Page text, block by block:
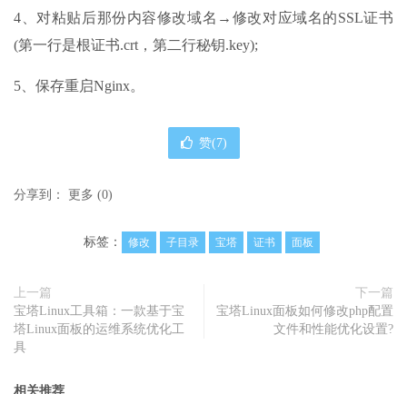
4、对粘贴后那份内容修改域名→修改对应域名的SSL证书
(第一行是根证书.crt，第二行秘钥.key);
5、保存重启Nginx。
赞(7)
分享到： 更多 (0)
标签： 修改 子目录 宝塔 证书 面板
上一篇
宝塔Linux工具箱：一款基于宝
塔Linux面板的运维系统优化工
具
下一篇
宝塔Linux面板如何修改php配置
文件和性能优化设置?
相关推荐